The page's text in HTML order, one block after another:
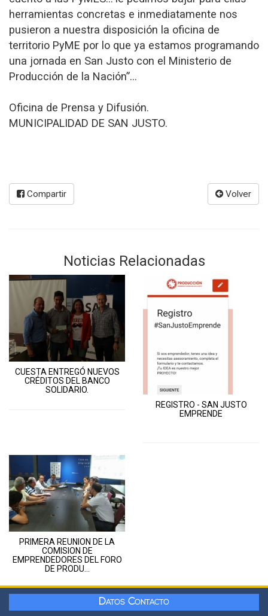
herramientas concretas e inmediatamente nos
pusieron a nuestra disposición la oficina de
territorio PyME por lo que ya estamos programando
una jornada en San Justo con el Ministerio de
Producción de la Nación”…
Oficina de Prensa y Difusión.
MUNICIPALIDAD DE SAN JUSTO.
Compartir Volver
Noticias Relacionadas
CUESTA ENTREGÓ NUEVOS
CRÉDITOS DEL BANCO
SOLIDARIO.
REGISTRO - SAN JUSTO
EMPRENDE
PRIMERA REUNION DE LA
COMISION DE
EMPRENDEDORES DEL FORO
DE PRODU...
Datos Contacto